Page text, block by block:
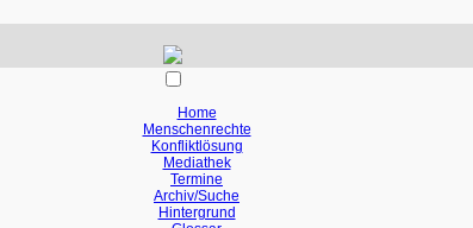
Home
Menschenrechte
Konfliktlösung
Mediathek
Termine
Archiv/Suche
Hintergrund